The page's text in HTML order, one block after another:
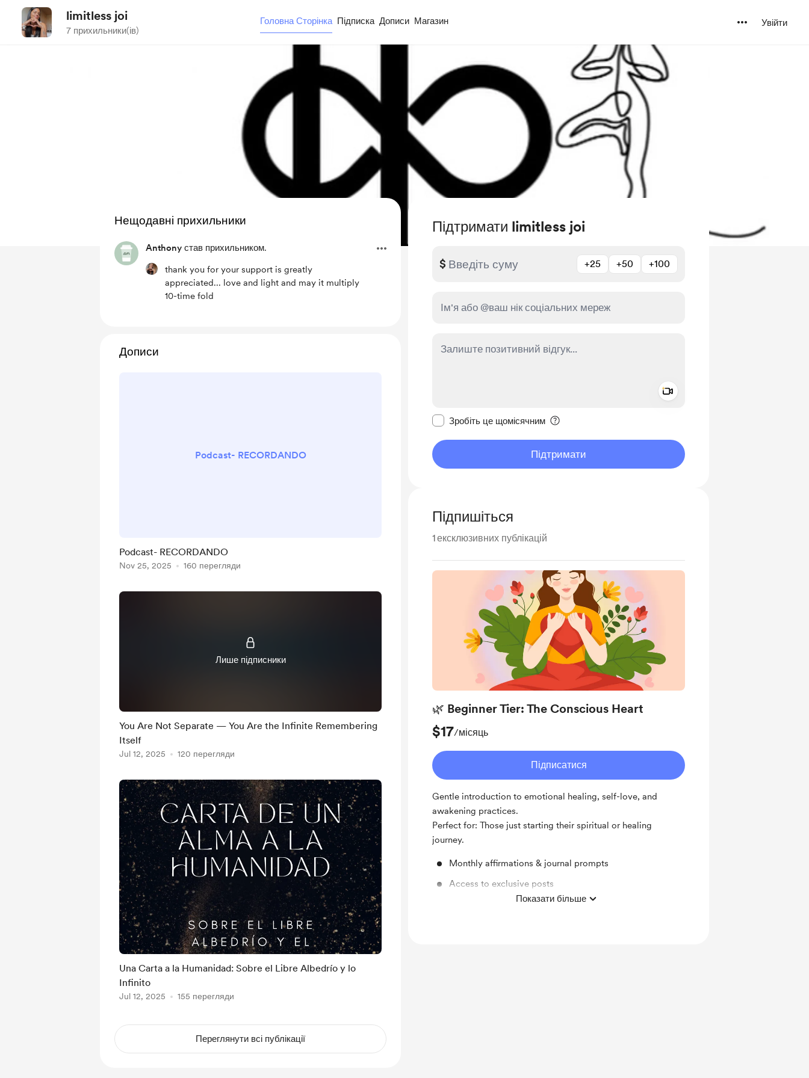
limitless joi
7 прихильники(ів)
Головна Сторінка Підписка Дописи Магазин Увійти
Підтримати limitless joi
$ +25 +50 +100
Зробіть це щомісячним
Підтримати
Підпишіться
1ексклюзивних публікацій
🌿 Beginner Tier: The Conscious Heart
$17/місяць
Підписатися
Gentle introduction to emotional healing, self-love, and
awakening practices.
Perfect for: Those just starting their spiritual or healing
journey.
Monthly affirmations & journal prompts
Access to exclusive posts
1 guided meditation or healing audio per month
Показати більше
Нещодавні прихильники
Anthony став прихильником.
thank you for your support is greatly
appreciated... love and light and may it multiply
10-time fold
Дописи
Podcast- RECORDANDO
Podcast- RECORDANDO
Nov 25, 2025 160 перегляди
Лише підписники
You Are Not Separate — You Are the Infinite Remembering
Itself
Jul 12, 2025 120 перегляди
Una Carta a la Humanidad: Sobre el Libre Albedrío y lo
Infinito
Jul 12, 2025 155 перегляди
Переглянути всі публікації